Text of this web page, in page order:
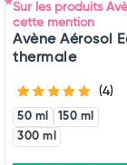
Sur les produits
cette mention
Avène Aérosol
thermale
(4)
50 ml
150 ml
300 ml